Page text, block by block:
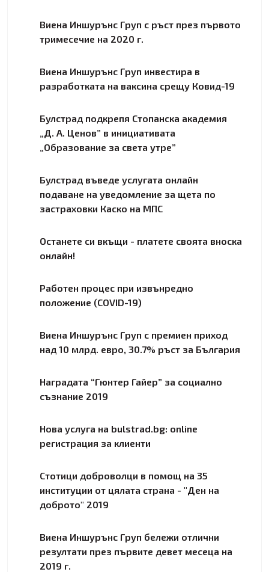
Виена Иншурънс Груп с ръст през първото
тримесечие на 2020 г.
Виена Иншурънс Груп инвестира в
разработката на ваксина срещу Ковид-19
Булстрад подкрепя Стопанска академия
„Д. А. Ценов” в инициативата
„Образование за света утре”
Булстрад въведе услугата онлайн
подаване на уведомление за щета по
застраховки Каско на МПС
Останете си вкъщи - платете своята вноска
онлайн!
Работен процес при извънредно
положение (COVID-19)
Виена Иншурънс Груп с премиен приход
над 10 млрд. евро, 30.7% ръст за България
Наградата “Гюнтер Гайер” за социалнo
съзнание 2019
Нова услуга на bulstrad.bg: online
регистрация за клиенти
Стотици доброволци в помощ на 35
институции от цялата страна - "Ден на
доброто" 2019
Виена Иншурънс Груп бележи отлични
резултати през първите девет месеца на
2019 г.